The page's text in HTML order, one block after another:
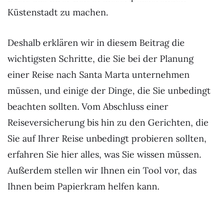
Küstenstadt zu machen.
Deshalb erklären wir in diesem Beitrag die
wichtigsten Schritte, die Sie bei der Planung
einer Reise nach Santa Marta unternehmen
müssen, und einige der Dinge, die Sie unbedingt
beachten sollten. Vom Abschluss einer
Reiseversicherung bis hin zu den Gerichten, die
Sie auf Ihrer Reise unbedingt probieren sollten,
erfahren Sie hier alles, was Sie wissen müssen.
Außerdem stellen wir Ihnen ein Tool vor, das
Ihnen beim Papierkram helfen kann.